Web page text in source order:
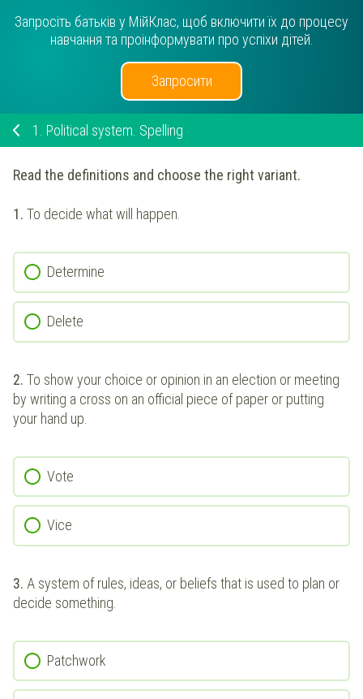
Запросіть батьків у МійКлас, щоб включити їх до процесу
навчання та проінформувати про успіхи дітей.
Запросити
1. Political system. Spelling
Read the definitions and choose the right variant.
1. To decide what will happen.
Determine
Delete
2. To show your choice or opinion in an election or meeting
by writing a cross on an official piece of paper or putting
your hand up.
Vote
Vice
3. A system of rules, ideas, or beliefs that is used to plan or
decide something.
Patchwork